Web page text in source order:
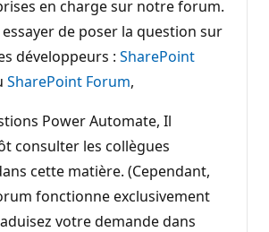
en charge sur notre forum.
de poser la question sur
développeurs : SharePoint
SharePoint Forum,
Power Automate, Il
consulter les collègues
cette matière. (Cependant,
fonctionne exclusivement
votre demande dans